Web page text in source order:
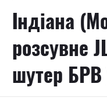
Індіана
розсувне
шутер БРВ